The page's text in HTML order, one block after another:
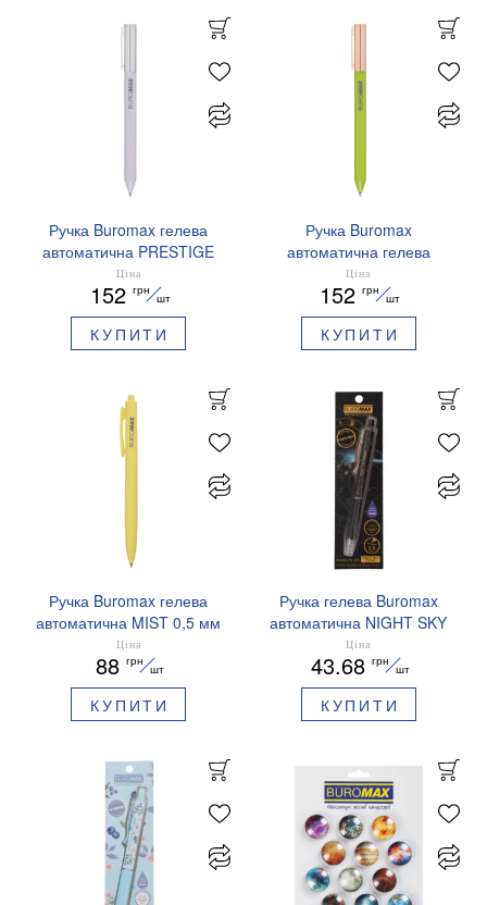
Ручка Buromax гелева
автоматична PRESTIGE
SILVER 0,5 мм сині
чорнила BM.83102
Ціна
152 грн
шт
КУПИТИ
Ручка Buromax
автоматична гелева
PRESTIGE GOLD 0,5 мм
сині чорнила BM.83101
Ціна
152 грн
шт
КУПИТИ
Ручка Buromax гелева
автоматична MIST 0,5 мм
сині чорнила BM.83103
Ціна
88 грн
шт
КУПИТИ
Ручка гелева Buromax
автоматична NIGHT SKY
ZODIAC 0.5 мм
ароматизований грип синє
чорнило BM.8379-01
Ціна
43.68 грн
шт
КУПИТИ